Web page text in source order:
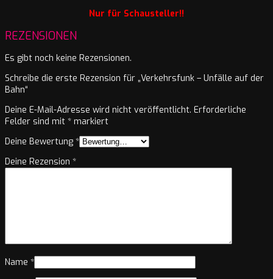
Nur für Schausteller!!
REZENSIONEN
Es gibt noch keine Rezensionen.
Schreibe die erste Rezension für „Verkehrsfunk – Unfälle auf der
Bahn“
Deine E-Mail-Adresse wird nicht veröffentlicht. Erforderliche
Felder sind mit * markiert
Deine Bewertung *
Deine Rezension *
Name *